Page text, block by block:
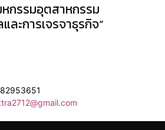
กรรมอุตสาหกรรม
ะการเจรจาธุรกิจ”